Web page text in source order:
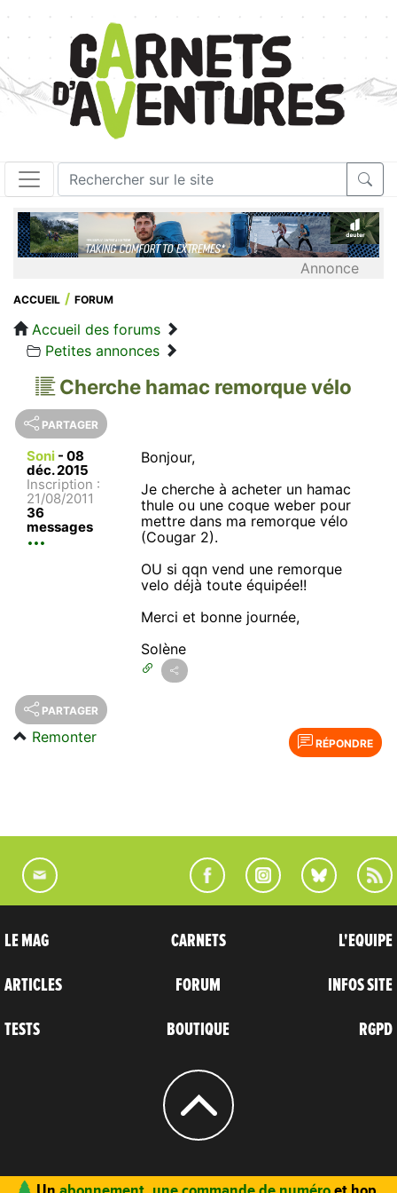
Annonce
ACCUEIL FORUM
Accueil des forums
Petites annonces
Cherche hamac remorque vélo
PARTAGER
Soni - 08
déc. 2015
Inscription :
21/08/2011
36
messages
Bonjour,
Je cherche à acheter un hamac
thule ou une coque weber pour
mettre dans ma remorque vélo
(Cougar 2).
OU si qqn vend une remorque
velo déjà toute équipée!!
Merci et bonne journée,
Solène
PARTAGER
RÉPONDRE
Remonter
LE MAG
ARTICLES
TESTS
CARNETS
FORUM
BOUTIQUE
L'EQUIPE
INFOS SITE
RGPD
© 2004 - 2026 CARNETS D’AVENTURES